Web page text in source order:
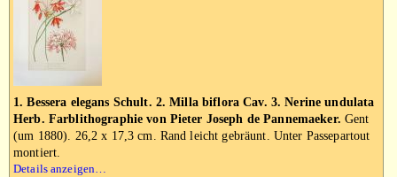
1. Bessera elegans Schult. 2. Milla biflora Cav. 3. Nerine undulata
Herb. Farblithographie von Pieter Joseph de Pannemaeker. Gent
(um 1880). 26,2 x 17,3 cm. Rand leicht gebräunt. Unter Passepartout
montiert.
Details anzeigen…